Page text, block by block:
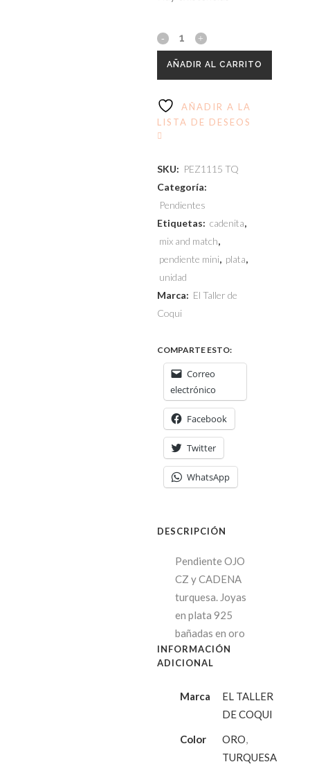
AÑADIR AL CARRITO
AÑADIR A LA
LISTA DE DESEOS
SKU: PEZ1115 TQ
Categoría:
Pendientes
Etiquetas: cadenita,
mix and match,
pendiente mini, plata,
unidad
Marca: El Taller de
Coqui
COMPARTE ESTO:
Correo
electrónico
Facebook
Twitter
WhatsApp
DESCRIPCIÓN
Pendiente OJO
CZ y CADENA
turquesa. Joyas
en plata 925
bañadas en oro
INFORMACIÓN
ADICIONAL
Marca
EL TALLER
DE COQUI
Color
ORO
TURQUESA